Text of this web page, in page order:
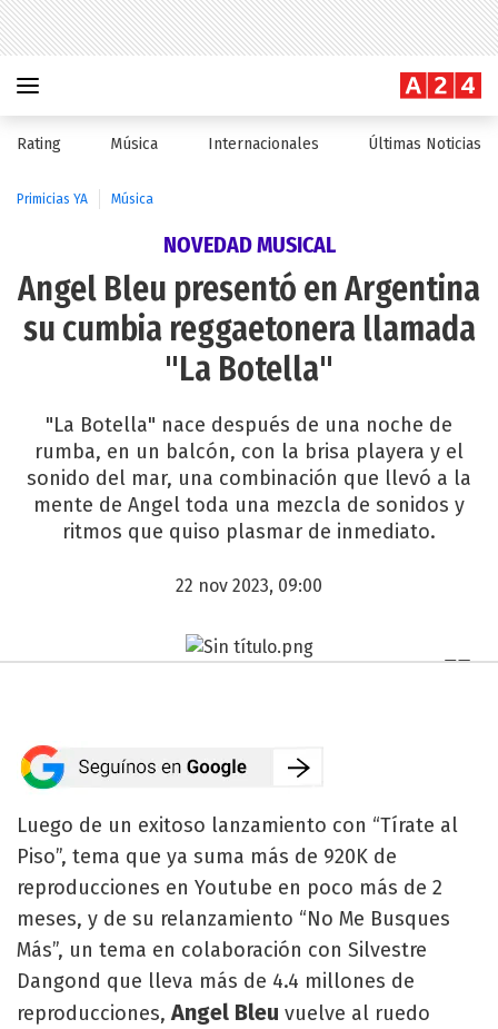
Rating Música Internacionales Últimas Noticias
Primicias YA Música
NOVEDAD MUSICAL
Angel Bleu presentó en Argentina
su cumbia reggaetonera llamada
"La Botella"
"La Botella" nace después de una noche de
rumba, en un balcón, con la brisa playera y el
sonido del mar, una combinación que llevó a la
mente de Angel toda una mezcla de sonidos y
ritmos que quiso plasmar de inmediato.
22 nov 2023, 09:00
Luego de un exitoso lanzamiento con “Tírate al
Piso”, tema que ya suma más de 920K de
reproducciones en Youtube en poco más de 2
meses, y de su relanzamiento “No Me Busques
Más”, un tema en colaboración con Silvestre
Dangond que lleva más de 4.4 millones de
reproducciones,Angel Bleu vuelve al ruedo